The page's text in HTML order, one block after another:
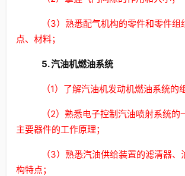
（3）熟悉配气机构的零件和零件组
点、材料；
5. 汽油机燃油系统
（1）了解汽油机发动机燃油系统的
（2）熟悉电子控制汽油喷射系统的
主要器件的工作原理；
（3）熟悉汽油供给装置的滤清器
构特点；